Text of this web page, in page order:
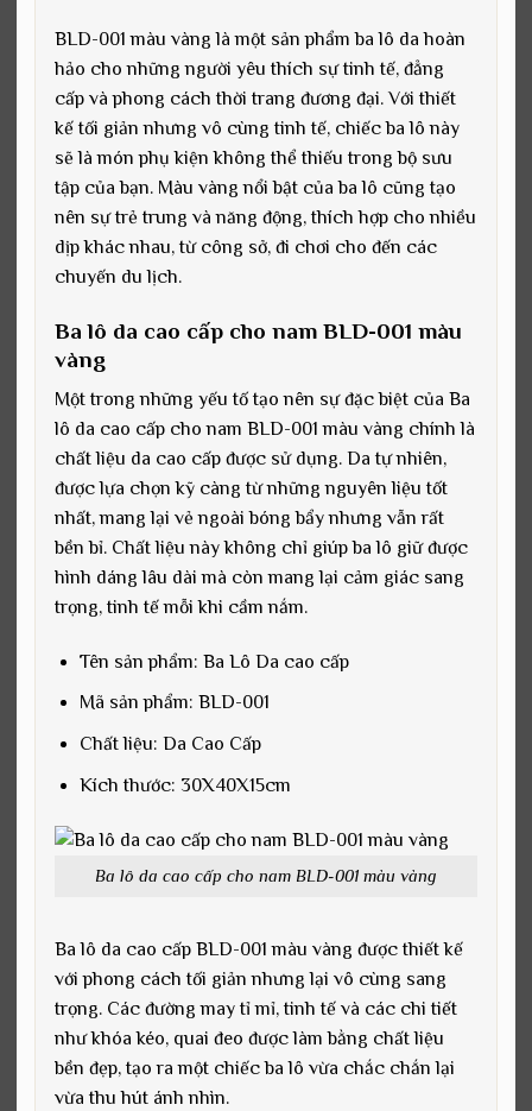
BLD-001 màu vàng là một sản phẩm ba lô da hoàn
hảo cho những người yêu thích sự tinh tế, đẳng
cấp và phong cách thời trang đương đại. Với thiết
kế tối giản nhưng vô cùng tinh tế, chiếc ba lô này
sẽ là món phụ kiện không thể thiếu trong bộ sưu
tập của bạn. Màu vàng nổi bật của ba lô cũng tạo
nên sự trẻ trung và năng động, thích hợp cho nhiều
dịp khác nhau, từ công sở, đi chơi cho đến các
chuyến du lịch.
Ba lô da cao cấp cho nam BLD-001 màu
vàng
Một trong những yếu tố tạo nên sự đặc biệt của Ba
lô da cao cấp cho nam BLD-001 màu vàng chính là
chất liệu da cao cấp được sử dụng. Da tự nhiên,
được lựa chọn kỹ càng từ những nguyên liệu tốt
nhất, mang lại vẻ ngoài bóng bẩy nhưng vẫn rất
bền bỉ. Chất liệu này không chỉ giúp ba lô giữ được
hình dáng lâu dài mà còn mang lại cảm giác sang
trọng, tinh tế mỗi khi cầm nắm.
Tên sản phẩm: Ba Lô Da cao cấp
Mã sản phẩm: BLD-001
Chất liệu: Da Cao Cấp
Kích thước: 30X40X15cm
Ba lô da cao cấp cho nam BLD-001 màu vàng
Ba lô da cao cấp BLD-001 màu vàng được thiết kế
với phong cách tối giản nhưng lại vô cùng sang
trọng. Các đường may tỉ mỉ, tinh tế và các chi tiết
như khóa kéo, quai đeo được làm bằng chất liệu
bền đẹp, tạo ra một chiếc ba lô vừa chắc chắn lại
vừa thu hút ánh nhìn.